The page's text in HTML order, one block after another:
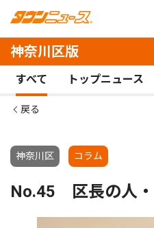
神奈川区版
すべて トップニュース
戻る
神奈川区 コラム
No.45 区長の人